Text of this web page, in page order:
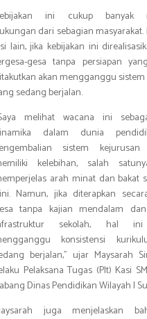
ini cukup banyak
dari sebagian masyarakat.
lain, jika kebijakan ini
gesa tanpa persiapan
akan mengganggu
sedang berjalan.
melihat wacana ini
dalam dunia
sistem
kelebihan, salah
arah minat dan bakat
Namun, jika diterapkan
tanpa kajian mendalam
sekolah, hal ini
konsistensi
berjalan,” ujar Maysarah
Pelaksana Tugas (Plt) Kasi
Dinas Pendidikan Wilayah I
juga menjelaskan